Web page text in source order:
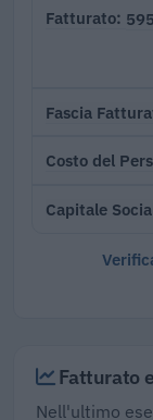
Fatturato
Fascia
Costo del
Capitale
Fatturato
Nell'ultimo